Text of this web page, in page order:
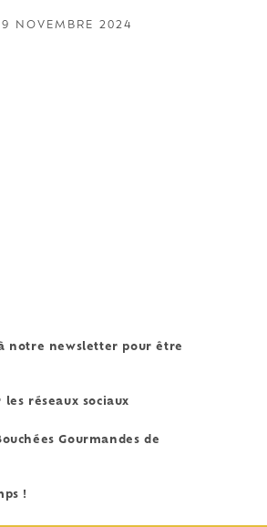
NOVEMBRE 2024
à notre newsletter pour être
les réseaux sociaux
Gourmandes de
!